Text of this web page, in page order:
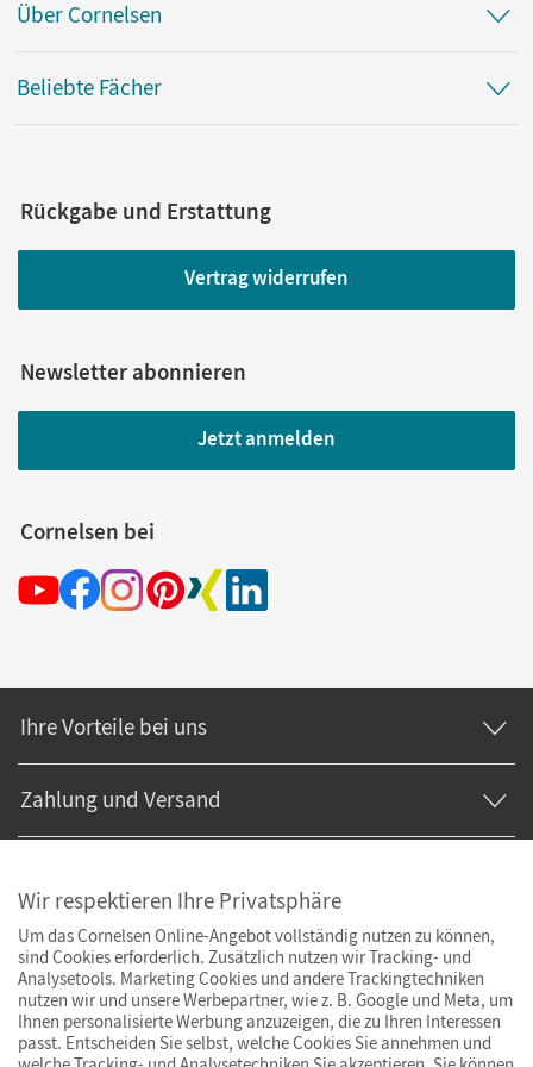
Über Cornelsen
Beliebte Fächer
Rückgabe und Erstattung
Vertrag widerrufen
Newsletter abonnieren
Jetzt anmelden
Cornelsen bei
Ihre Vorteile bei uns
Zahlung und Versand
Wir respektieren Ihre Privatsphäre
Um das Cornelsen Online-Angebot vollständig nutzen zu können,
sind Cookies erforderlich. Zusätzlich nutzen wir Tracking- und
Analysetools. Marketing Cookies und andere Trackingtechniken
nutzen wir und unsere Werbepartner, wie z. B. Google und Meta, um
Ihnen personalisierte Werbung anzuzeigen, die zu Ihren Interessen
passt. Entscheiden Sie selbst, welche Cookies Sie annehmen und